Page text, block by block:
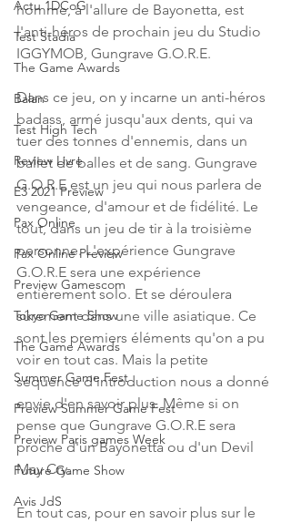
Actu 1DCoG
Test Stadia
The Game Awards
Balan
Test High Tech
Review Livre
E3 2021 Preview
Pax Online
Pax Online Preview
Preview Gamescom
Tokyo Game Show
The Game Awards
Summer Game Fest
Preview Summer Game Fest
Preview Paris games Week
Future Game Show
Avis JdS
homme, à l'allure de Bayonetta, est
l'anti-héros de prochain jeu du Studio
IGGYMOB, Gungrave G.O.R.E.
Dans ce jeu, on y incarne un anti-héros
badass, armé jusqu'aux dents, qui va
tuer des tonnes d'ennemis, dans un
ballet de balles et de sang. Gungrave
G.O.R.E est un jeu qui nous parlera de
vengeance, d'amour et de fidélité. Le
tout, dans un jeu de tir à la troisième
personne. L'expérience Gungrave
G.O.R.E sera une expérience
entièrement solo. Et se déroulera
sûrement dans une ville asiatique. Ce
sont les premiers éléments qu'on a pu
voir en tout cas. Mais la petite
séquence d'introduction nous a donné
envie d'en savoir plus. Même si on
pense que Gungrave G.O.R.E sera
proche d'un Bayonetta ou d'un Devil
May Cry.
En tout cas, pour en savoir plus sur le